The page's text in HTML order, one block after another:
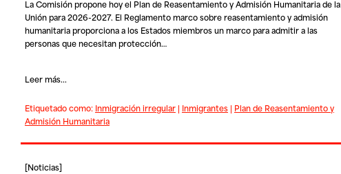
La Comisión propone hoy el Plan de Reasentamiento y Admisión Humanitaria de la
Unión para 2026-2027. El Reglamento marco sobre reasentamiento y admisión
humanitaria proporciona a los Estados miembros un marco para admitir a las
personas que necesitan protección…
Leer más...
Etiquetado como: Inmigración irregular| Inmigrantes| Plan de Reasentamiento y
Admisión Humanitaria
[Noticias]